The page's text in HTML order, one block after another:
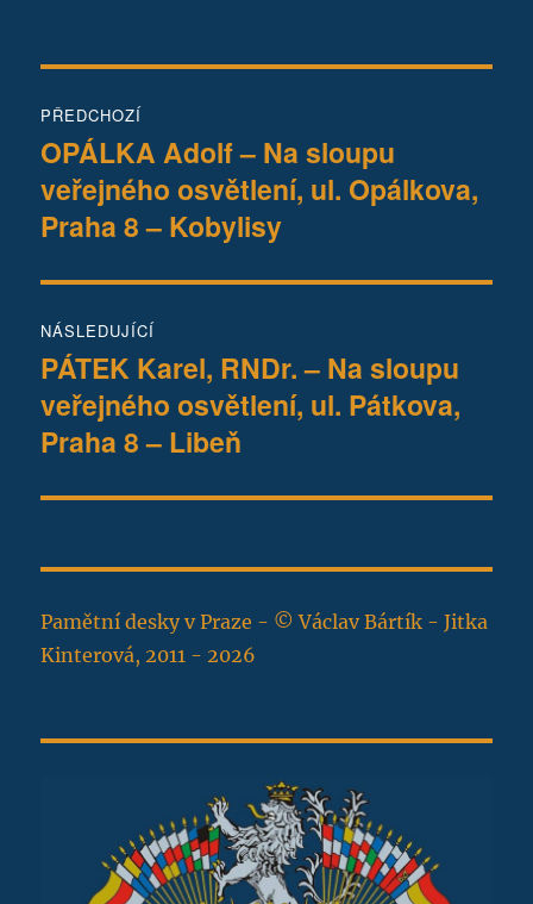
pro
příspěvek
PŘEDCHOZÍ
Předchozí
příspěvek:
OPÁLKA Adolf – Na sloupu
veřejného osvětlení, ul. Opálkova,
Praha 8 – Kobylisy
NÁSLEDUJÍCÍ
Následující
příspěvek:
PÁTEK Karel, RNDr. – Na sloupu
veřejného osvětlení, ul. Pátkova,
Praha 8 – Libeň
Pamětní desky v Praze - © Václav Bártík - Jitka
Kinterová, 2011 - 2026